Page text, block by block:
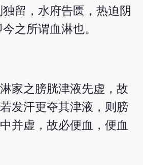
留，水府告匮，热迫阴
之所谓血淋也。
家之膀胱津液先虚，故
发汗更夺其津液，则膀
并虚，故必便血，便血